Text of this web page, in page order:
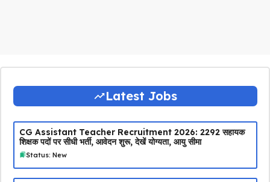
Latest Jobs
CG Assistant Teacher Recruitment 2026: 2292 सहायक
शिक्षक पदों पर सीधी भर्ती, आवेदन शुरू, देखें योग्यता, आयु सीमा
Status: New